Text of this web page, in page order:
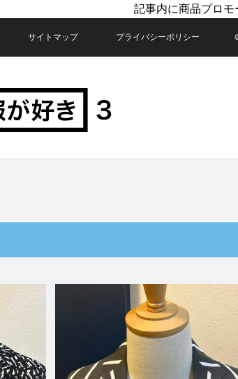
記事内に商品プロ
サイトマップ プライバシーポリシー